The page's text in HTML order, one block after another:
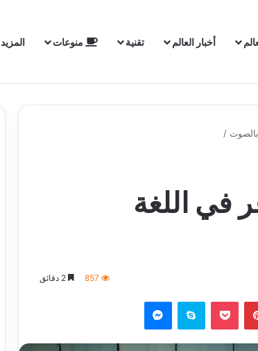
أخبار العالم تقنية منوعات المزيد
/
في اللغة
857
بينتيريست سكايب